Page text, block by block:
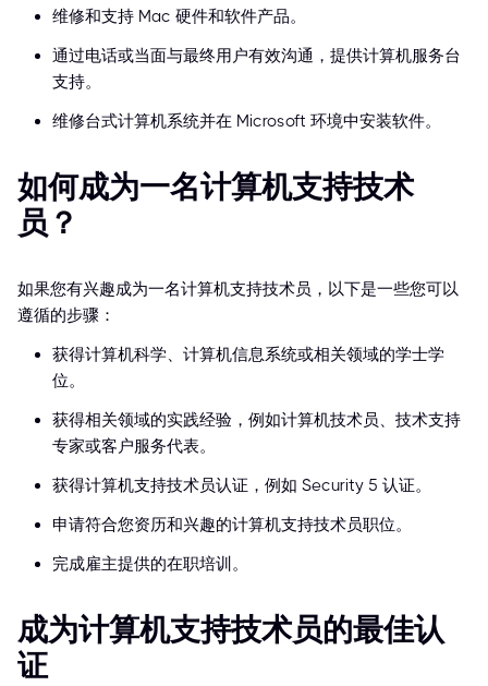
维修和支持 Mac 硬件和软件产品。
通过电话或当面与最终用户有效沟通，提供计算机服务台
支持。
维修台式计算机系统并在 Microsoft 环境中安装软件。
如何成为一名计算机支持技术
员？
如果您有兴趣成为一名计算机支持技术员，以下是一些您可以
遵循的步骤：
获得计算机科学、计算机信息系统或相关领域的学士学
位。
获得相关领域的实践经验，例如计算机技术员、技术支持
专家或客户服务代表。
获得计算机支持技术员认证，例如 Security 5 认证。
申请符合您资历和兴趣的计算机支持技术员职位。
完成雇主提供的在职培训。
成为计算机支持技术员的最佳认
证